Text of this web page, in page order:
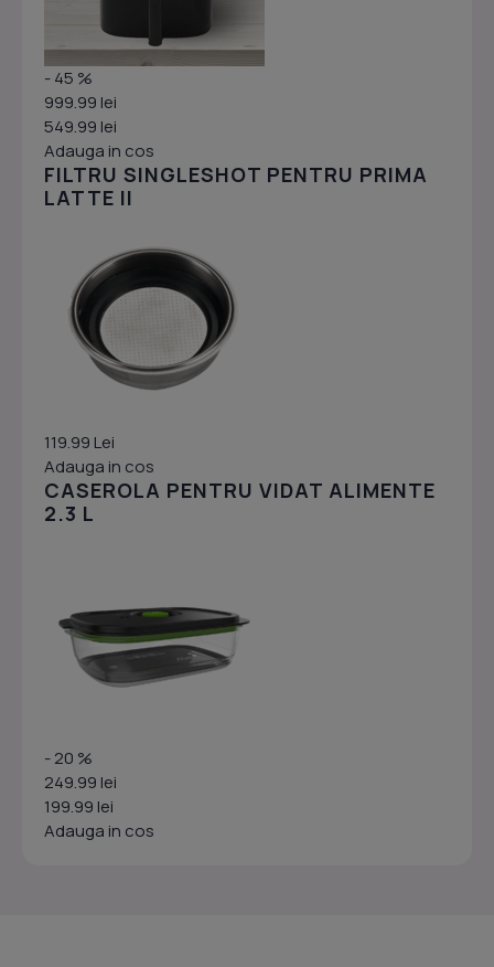
- 45 %
999.99 lei
549.99 lei
Adauga in cos
FILTRU SINGLESHOT PENTRU PRIMA
LATTE II
119.99 Lei
Adauga in cos
CASEROLA PENTRU VIDAT ALIMENTE
2.3 L
- 20 %
249.99 lei
199.99 lei
Adauga in cos